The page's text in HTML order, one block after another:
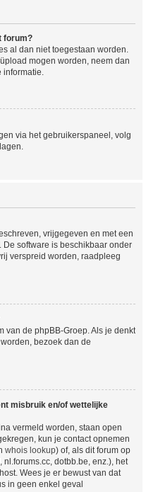
forum?
al dan niet toegestaan worden.
mogen worden, neem dan
informatie.
via het gebruikerspaneel, volg
vrijgegeven en met een
. De software is beschikbaar onder
verspreid worden, raadpleeg
van de phpBB-Groep. Als je denkt
bezoek dan de
misbruik en/of wettelijke
vermeld worden, staan open
kun je contact opnemen
whois lookup) of, als dit forum op
dotbb.be, enz.), het
Wees je er bewust van dat
in geen enkel geval